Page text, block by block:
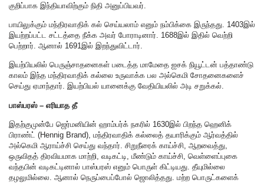
குறிப்பாக இந்தியாவிற்கும் நிதி அனுப்பியவர்.
பாயிலுக்கும் மந்திரவாதிக் கல் செய்யலாம் எனும் நம்பிக்கை இருந்தது. 1403இல்
இயற்றப்பட்ட சட்டத்தை நீக்க அவர் போராடினார். 1688இல் இதில் வெற்றி
பெற்றார். ஆனால் 1691இல் இறந்துவிட்டார்.
இயற்பியலில் பெருஞ்சாதனைகள் படைத்த மாமேதை ஐசக் நியூட்டன் பத்தாண்டு
காலம் இந்த மந்திரவாதிக் கல்லை உருவாக்க பல அல்கெமி சோதனைகளைச்
செய்து ஏமாந்தார். இயற்பியல் யானைக்கு வேதியியலில் அடி சறுக்கல்.
பாஸ்பரஸ் – எரியாத தீ
இதற்குமுன்பே ஜெர்மனியின் ஹாம்பர்க் நகரில் 1630இல் பிறந்த ஹெனிக்
பிராண்ட் (Hennig Brand), மந்திரவாதிக் கல்லைத் தயாரிக்கும் ஆர்வத்தில்
அல்கெமி ஆராய்ச்சி செய்து வந்தார். சிறுநீரைக் காய்ச்சி, ஆறவைத்து,
ஒருவிதத் திரவியமாக மாற்றி, வடிகட்டி, மீண்டும் காய்ச்சி, வெள்ளைப்புகை
வந்தபின் வடிகட்டினால் பாஸ்பரஸ் எனும் பொருள் கிட்டியது. தீயுமில்லை
தழலுமில்லை. ஆனால் நெருப்பைப்போல் ஜொலித்தது. மற்ற பொருட்களைக்